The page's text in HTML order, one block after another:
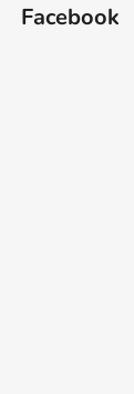
Facebook